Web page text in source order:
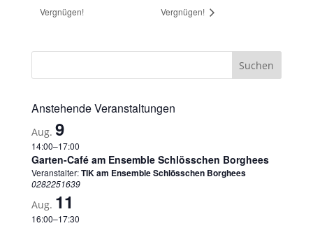
Vergnügen!
Vergnügen!
Anstehende Veranstaltungen
Aug. 9
14:00–17:00
Garten-Café am Ensemble Schlösschen Borghees
Veranstalter:TIK am Ensemble Schlösschen Borghees
0282251639
Aug. 11
16:00–17:30